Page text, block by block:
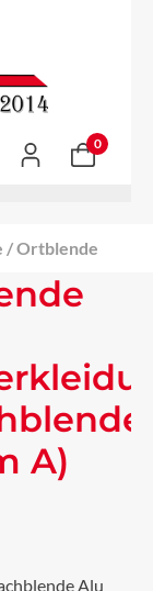
0
/ Ortblende
A)